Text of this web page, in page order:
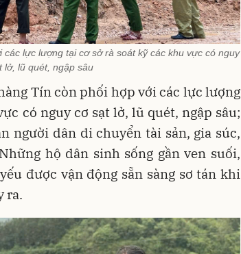
lực lượng tại cơ sở rà soát kỹ các khu vực có nguy
lở, lũ quét, ngập sâu
Tín còn phối hợp với các lực lượng
có nguy cơ sạt lở, lũ quét, ngập sâu;
người dân di chuyển tài sản, gia súc,
hộ dân sinh sống gần ven suối,
được vận động sẵn sàng sơ tán khi
ra.